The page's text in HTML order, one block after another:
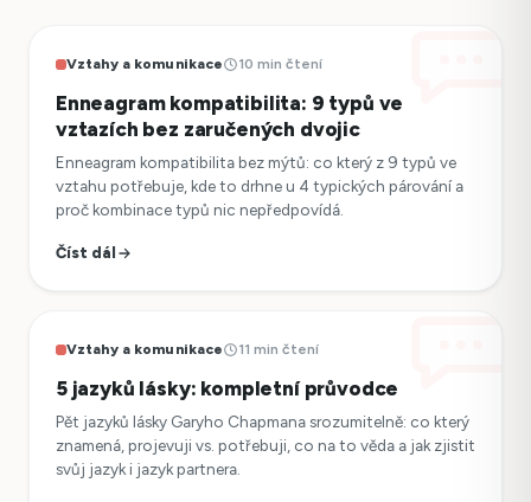
Vztahy a komunikace 10 min čtení
Enneagram kompatibilita: 9 typů ve
vztazích bez zaručených dvojic
Enneagram kompatibilita bez mýtů: co který z 9 typů ve
vztahu potřebuje, kde to drhne u 4 typických párování a
proč kombinace typů nic nepředpovídá.
Číst dál
Vztahy a komunikace 11 min čtení
5 jazyků lásky: kompletní průvodce
Pět jazyků lásky Garyho Chapmana srozumitelně: co který
znamená, projevuji vs. potřebuji, co na to věda a jak zjistit
svůj jazyk i jazyk partnera.